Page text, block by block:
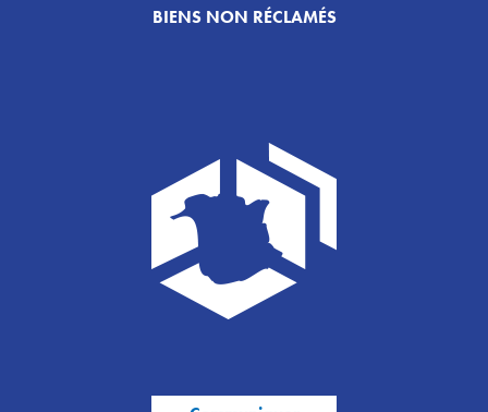
BIENS NON RÉCLAMÉS